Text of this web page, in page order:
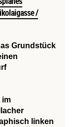
/
Grundstück
im
linken